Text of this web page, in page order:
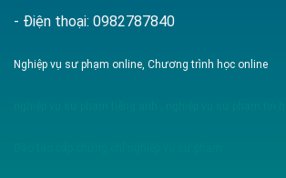
- Điện thoại: 0982787840
Nghiệp vụ sư phạm online, Chương trình học online